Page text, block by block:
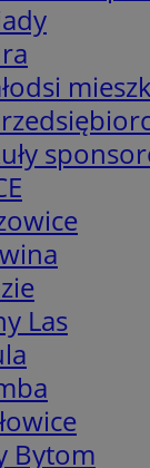
Las
Bytom